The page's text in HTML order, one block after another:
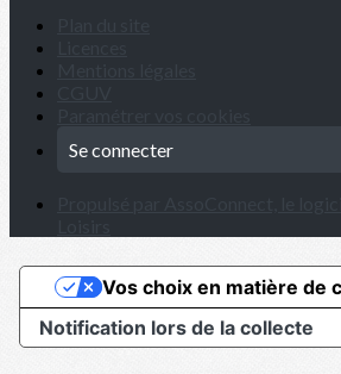
Se connecter
Notification lors de la collecte
Vos choix en matière de